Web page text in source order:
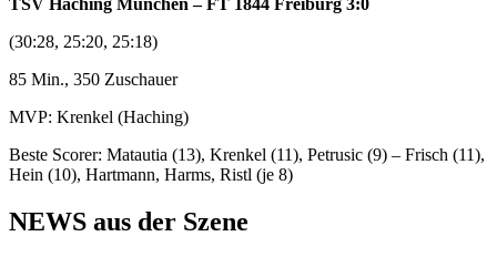
(30:28, 25:20, 25:18)
85 Min., 350 Zuschauer
MVP: Krenkel (Haching)
Beste Scorer: Matautia (13), Krenkel (11), Petrusic (9) – Frisch (11),
Hein (10), Hartmann, Harms, Ristl (je 8)
NEWS aus der Szene